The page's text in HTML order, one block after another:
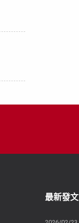
最新發文